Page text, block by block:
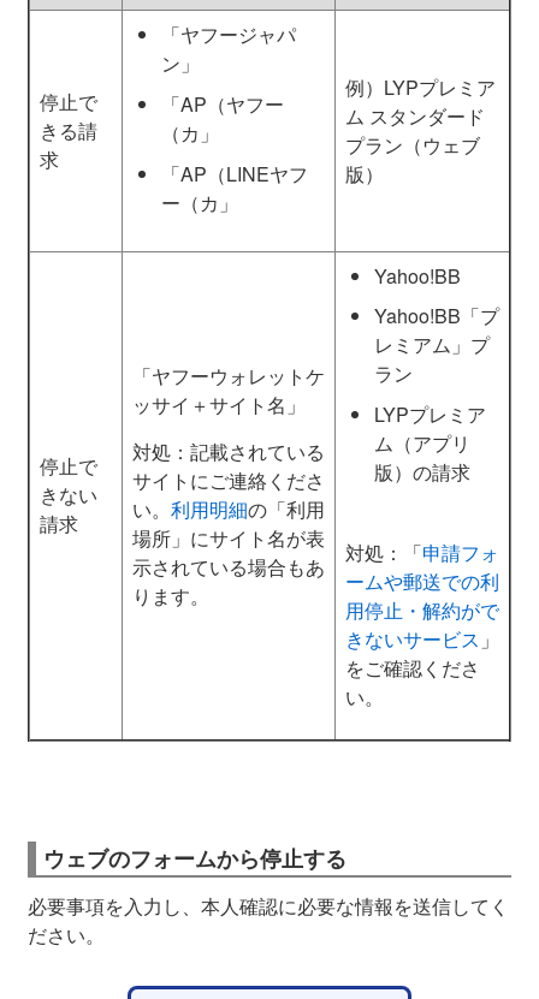
停止で
きる請
求
「ヤフージャパ
ン」
「AP（ヤフー
（カ」
「AP（LINEヤフ
ー（カ」
例）LYPプレミア
ム スタンダード
プラン（ウェブ
版）
停止で
きない
請求
「ヤフーウォレットケ
ッサイ＋サイト名」
対処：記載されている
サイトにご連絡くださ
い。 利用明細の「利用
場所」にサイト名が表
示されている場合もあ
ります。
Yahoo!BB
Yahoo!BB「プ
レミアム」プ
ラン
LYPプレミア
ム（アプリ
版）の請求
対処：「申請フォ
ームや郵送での利
用停止・解約がで
きないサービス 」
をご確認くださ
い。
ウェブのフォームから停止する
必要事項を入力し、本人確認に必要な情報を送信してく
ださい。